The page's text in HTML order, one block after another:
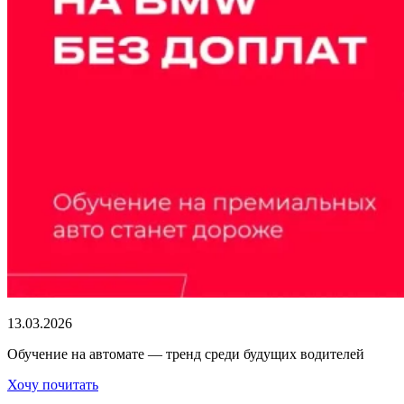
13.03.2026
Обучение на автомате — тренд среди будущих водителей
Хочу почитать